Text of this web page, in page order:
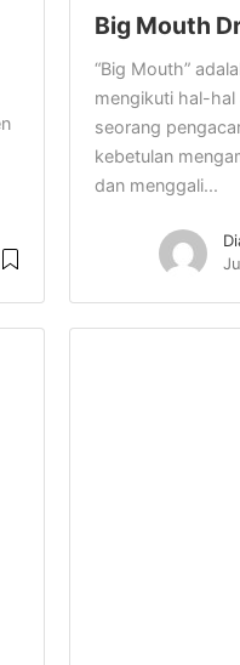
Big Mouth
“Big Mouth”
mengikuti hal-
seorang
kebetulan
dan menggali...